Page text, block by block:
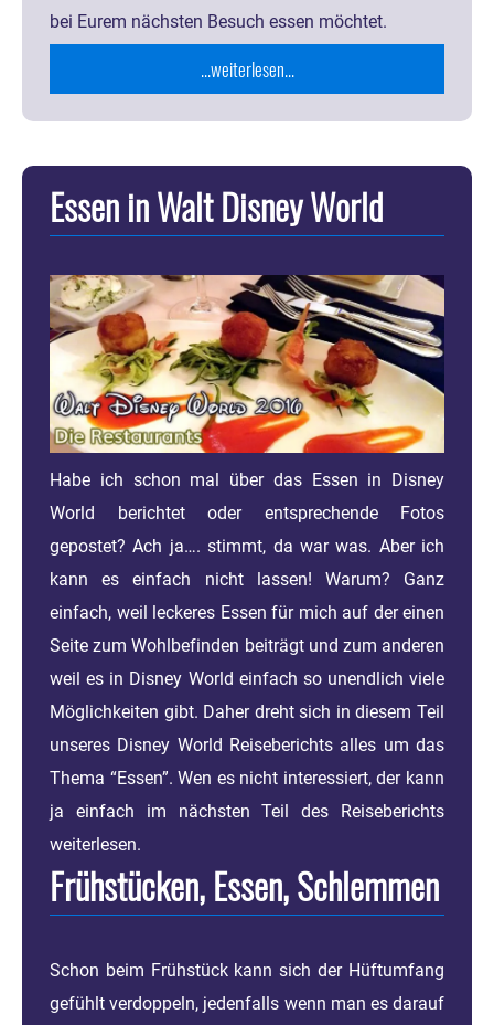
bei Eurem nächsten Besuch essen möchtet.
...weiterlesen...
Essen in Walt Disney World
Habe ich schon mal über das Essen in Disney
World berichtet oder entsprechende Fotos
gepostet? Ach ja…. stimmt, da war was. Aber ich
kann es einfach nicht lassen! Warum? Ganz
einfach, weil leckeres Essen für mich auf der einen
Seite zum Wohlbefinden beiträgt und zum anderen
weil es in Disney World einfach so unendlich viele
Möglichkeiten gibt. Daher dreht sich in diesem Teil
unseres Disney World Reiseberichts alles um das
Thema “Essen”. Wen es nicht interessiert, der kann
ja einfach im nächsten Teil des Reiseberichts
weiterlesen.
Frühstücken, Essen, Schlemmen
Schon beim Frühstück kann sich der Hüftumfang
gefühlt verdoppeln, jedenfalls wenn man es darauf